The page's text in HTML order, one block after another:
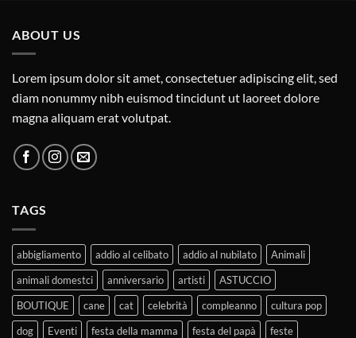
ABOUT US
Lorem ipsum dolor sit amet, consectetuer adipiscing elit, sed
diam nonummy nibh euismod tincidunt ut laoreet dolore
magna aliquam erat volutpat.
TAGS
abbigliamento addio al celibato addio al nubilato
Animali
animali domestci
anniversario artisti
ASTUCCIO
BOUTIQUE
cane cat celebrità compleanno
cultura pop
dog
Eventi festa della mamma festa del papà
feste